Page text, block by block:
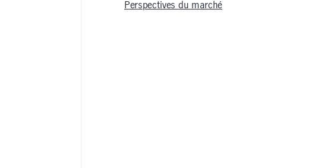
Perspectives du marché